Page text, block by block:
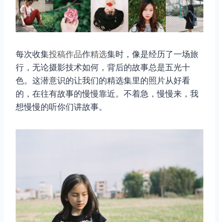
每次收集投稿作品作精选集时，像是经历了一场旅
行，无论摄影技术如何，背后的故事总是五光十
色。这潜意识的让我们的精选集里的照片从好看
的，在往有故事的慢慢靠近。不着急，慢慢来，我
想慢慢的听你们讲故事。